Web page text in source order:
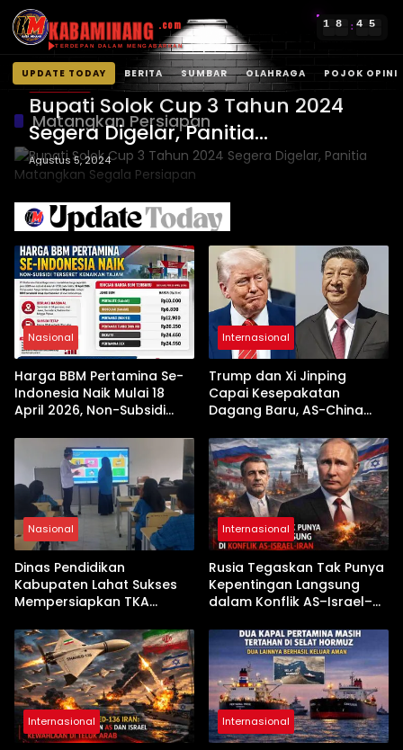
KABAMINANG .com
TERDEPAN DALAM MENGABARKAN
1 8 : 4 5
UPDATE TODAY BERITA SUMBAR OLAHRAGA POJOK OPINI
Langsung
konten
Matangkan Persiapan
OLAHRAGA
Bupati Solok Cup 3 Tahun 2024
Segera Digelar, Panitia
Matangkan Segala Persiapan
Agustus 5, 2024
Nasional
Harga BBM Pertamina Se-
Indonesia Naik Mulai 18
April 2026, Non-Subsidi
Internasional
Trump dan Xi Jinping
Capai Kesepakatan
Dagang Baru, AS-China
Jelang Kunjungan Beijing
Nasional
Dinas Pendidikan
Kabupaten Lahat Sukses
Mempersiapkan TKA
Pembekalan Latihan Soal
Tanpa Internet
Internasional
Rusia Tegaskan Tak Punya
Kepentingan Langsung
dalam Konflik AS–Israel–
Internasional Internasional